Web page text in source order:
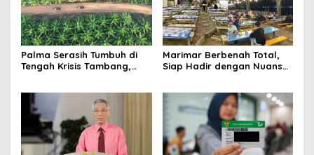
Palma Serasih Tumbuh di
Tengah Krisis Tambang,
Marimar Berbenah Total,
Siap Hadir dengan Nuansa